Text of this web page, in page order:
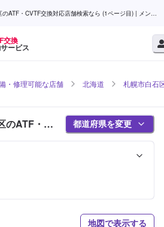
ATF・CVTF交換対応店舗検索なら (1ページ目) | メンテ
交換
ービス
・修理可能な店舗 北海道 札幌市白石
のATF・
介 (1ページ
都道府県を変更
地図で表示する